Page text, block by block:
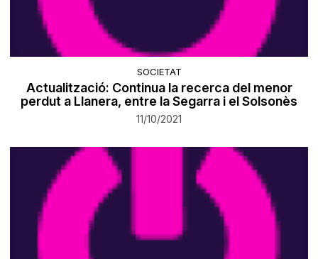
SOCIETAT
Actualització: Continua la recerca del menor
perdut a Llanera, entre la Segarra i el Solsonès
11/10/2021